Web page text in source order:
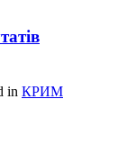
in КРИМ